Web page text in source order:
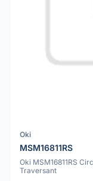
Oki
MSM16811RS
Oki MSM16811RS
Traversant